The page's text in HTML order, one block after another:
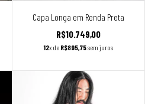
Capa Longa em Renda Preta
R$10.749,00
12x de R$895,75sem juros